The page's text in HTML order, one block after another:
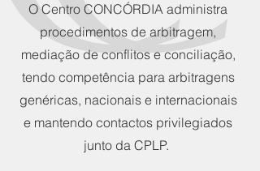
O Centro CONCÓRDIA administra
procedimentos de arbitragem,
mediação de conflitos e conciliação,
tendo competência para arbitragens
genéricas, nacionais e internacionais
e mantendo contactos privilegiados
junto da CPLP.